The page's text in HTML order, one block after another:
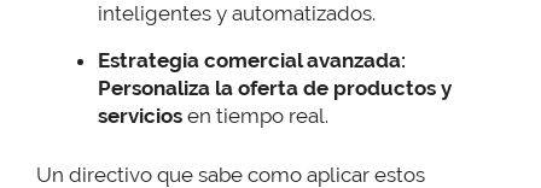
inteligentes y automatizados.
Estrategia comercial avanzada:
Personaliza la oferta de productos y
servicios en tiempo real.
Un directivo que sabe como aplicar estos